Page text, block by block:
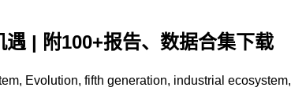
| 附100+报告、数据合集下载
, Evolution, fifth generation, industrial ecosystem,